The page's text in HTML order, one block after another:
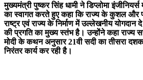
मुख्यमंत्री पुष्कर सिंह धामी ने डिप्लोमा
का स्वागत करते हुए कहा कि राज्य के कुशल और
राष्ट्र एवं राज्य के निर्माण में उल्लेखनीय योगदान
की प्रगति का मुख्य स्तंभ है। उन्होंने कहा राज्य
मोदी के कथन अनुसार 21वी सदी का तीसरा
निरंतर कार्य कर रही है।